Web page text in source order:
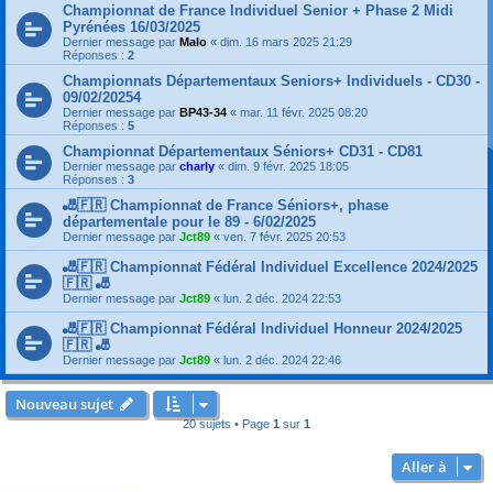
Championnat de France Individuel Senior + Phase 2 Midi
Pyrénées 16/03/2025
Dernier message par Malo « dim. 16 mars 2025 21:29
Réponses : 2
Championnats Départementaux Seniors+ Individuels - CD30 -
09/02/20254
Dernier message par BP43-34 « mar. 11 févr. 2025 08:20
Réponses : 5
Championnat Départementaux Séniors+ CD31 - CD81
Dernier message par charly « dim. 9 févr. 2025 18:05
Réponses : 3
🎳🇫🇷 Championnat de France Séniors+, phase
départementale pour le 89 - 6/02/2025
Dernier message par Jct89 « ven. 7 févr. 2025 20:53
🎳🇫🇷 Championnat Fédéral Individuel Excellence 2024/2025
🇫🇷 🎳
Dernier message par Jct89 « lun. 2 déc. 2024 22:53
🎳🇫🇷 Championnat Fédéral Individuel Honneur 2024/2025
🇫🇷 🎳
Dernier message par Jct89 « lun. 2 déc. 2024 22:46
Nouveau sujet
20 sujets • Page 1 sur 1
Aller à